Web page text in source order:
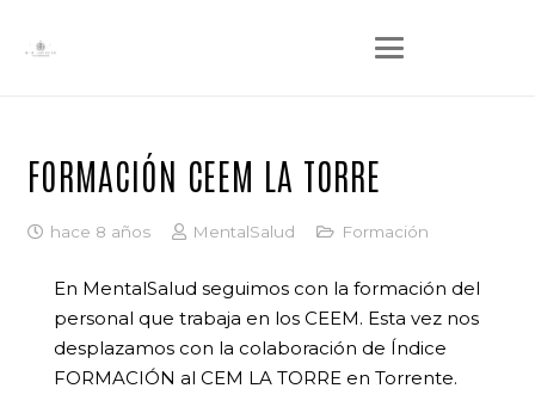
FORMACIÓN CEEM LA TORRE
hace 8 años MentalSalud Formación
En MentalSalud seguimos con la formación del
personal que trabaja en los CEEM. Esta vez nos
desplazamos con la colaboración de Índice
FORMACIÓN al CEM LA TORRE en Torrente.